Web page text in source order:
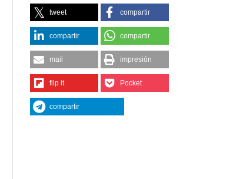
tweet compartir
compartir compartir
mail impresión
flip it Pocket
compartir